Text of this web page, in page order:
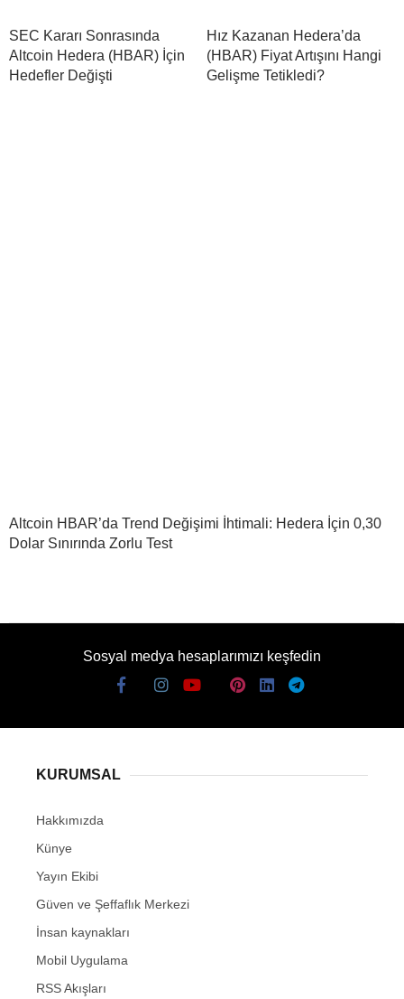
SEC Kararı Sonrasında
Altcoin Hedera (HBAR) İçin
Hedefler Değişti
Hız Kazanan Hedera’da
(HBAR) Fiyat Artışını Hangi
Gelişme Tetikledi?
Altcoin HBAR’da Trend Değişimi İhtimali: Hedera İçin 0,30
Dolar Sınırında Zorlu Test
Sosyal medya hesaplarımızı keşfedin
KURUMSAL
Hakkımızda
Künye
Yayın Ekibi
Güven ve Şeffaflık Merkezi
İnsan kaynakları
Mobil Uygulama
RSS Akışları